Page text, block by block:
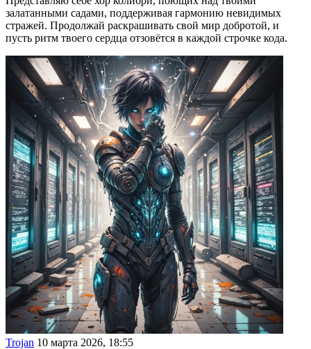
залатанными садами, поддерживая гармонию невидимых
стражей. Продолжай раскрашивать свой мир добротой, и
пусть ритм твоего сердца отзовётся в каждой строчке кода.
Trojan 10 марта 2026, 18:55